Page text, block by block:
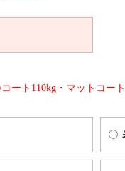
ート110kg・マットコー